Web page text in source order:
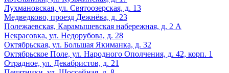
Лухмановская, ул. Святоозерская, д. 13
Медведково, проезд Дежнёва, д. 23
Полежаевская, Карамышевская набережная, д. 2 А
Некрасовка, ул. Недорубова, д. 28
Октябрьская, ул. Большая Якиманка, д. 32
Октябрьское Поле, ул. Народного Ополчения, д. 42, корп. 1
Отрадное, ул. Декабристов, д. 21